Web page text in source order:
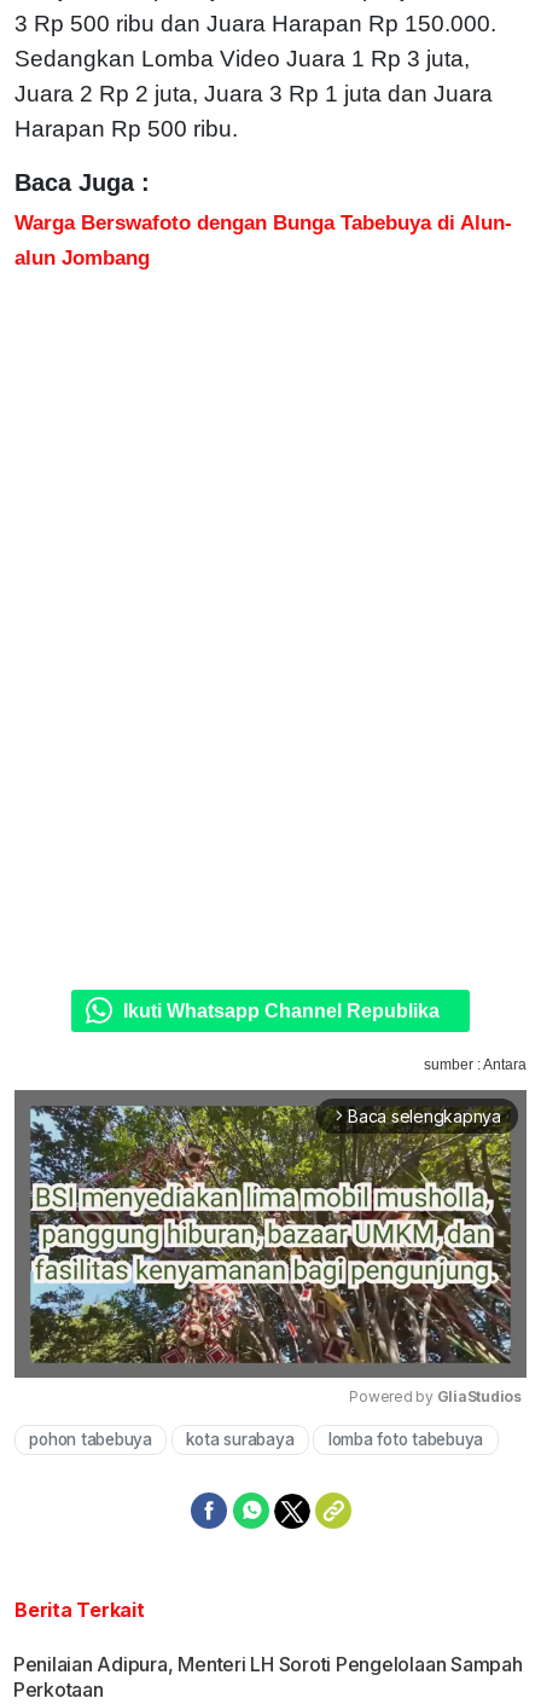
3 Rp 500 ribu dan Juara Harapan Rp 150.000.
Sedangkan Lomba Video Juara 1 Rp 3 juta,
Juara 2 Rp 2 juta, Juara 3 Rp 1 juta dan Juara
Harapan Rp 500 ribu.
Baca Juga :
Warga Berswafoto dengan Bunga Tabebuya di Alun-
alun Jombang
Ikuti Whatsapp Channel Republika
sumber : Antara
arrow_forward_ios Baca selengkapnya
Mute
Powered by GliaStudios
pohon tabebuya kota surabaya lomba foto tabebuya
Berita Terkait
Penilaian Adipura, Menteri LH Soroti Pengelolaan Sampah
Perkotaan